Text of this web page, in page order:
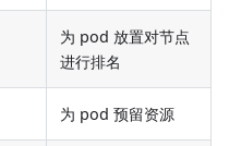
为 pod 放置对节点
进行排名
为 pod 预留资源